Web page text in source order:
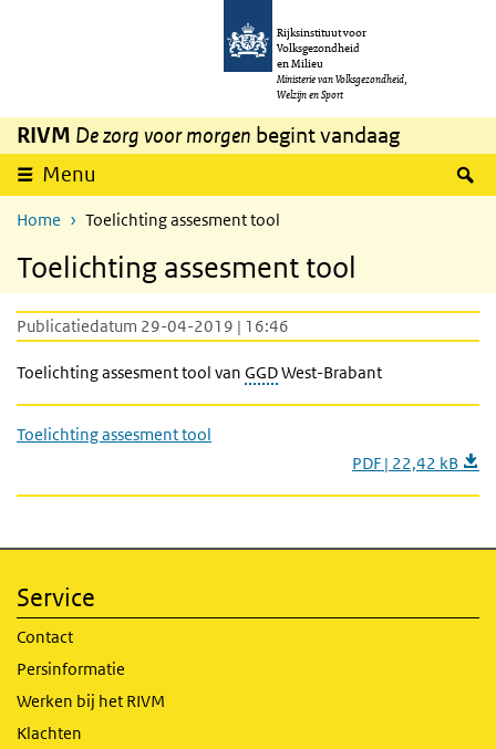
Overslaan en naar de inhoud gaan
Rijksinstituut voor
Volksgezondheid
en Milieu
Ministerie van Volksgezondheid,
Welzijn en Sport
RIVM De zorg voor morgen begint vandaag
Menu
Home Toelichting assesment tool
Toelichting assesment tool
Publicatiedatum 29-04-2019 | 16:46
Toelichting assesment tool van GGDWest-Brabant
Toelichting assesment tool
PDF | 22,42 kB
Service
Contact
Persinformatie
Werken bij het RIVM
Klachten